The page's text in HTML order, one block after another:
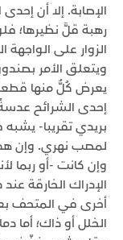
الإصابة. إلا أن
رهبة قلَّ نظيرها؛
الزوار على
يعرض كُلٌّ منها
إحدى الشرائح
بريدي تقريبا- يشبه
لمصب نهري. وإن هذه
وإن كانت -أو ربما
الإدراك الخارقة
أخرى في المتحف
الخلل أو ذاك؛ أما